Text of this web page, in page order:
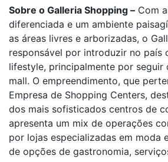
Sobre o Galleria Shopping – Com
diferenciada e um ambiente
as áreas livres e arborizadas, o
responsável por introduzir no país
lifestyle, principalmente por seguir
mall. O empreendimento, que
Empresa de Shopping Centers,
dos mais sofisticados centros de
apresenta um mix de operações
por lojas especializadas em moda
de opções de gastronomia,